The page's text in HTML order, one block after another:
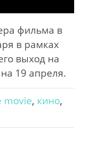
фильма в
в рамках
выход на
19 апреля.
movie, кино,